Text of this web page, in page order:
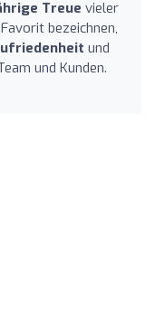
Treue vieler
bezeichnen,
und
und Kunden.